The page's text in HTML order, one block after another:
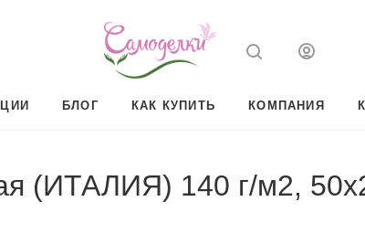
БЛОГ КАК КУПИТЬ КОМПАНИЯ
(ИТАЛИЯ) 140 г/м2,